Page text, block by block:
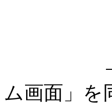
許可を
→できれ
ム画面」を